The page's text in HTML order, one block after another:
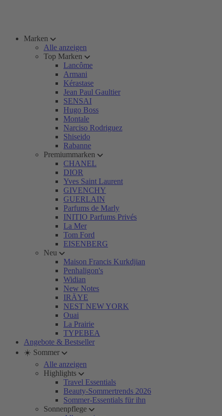
Marken
Alle anzeigen
Top Marken
Lancôme
Armani
Kérastase
Jean Paul Gaultier
SENSAI
Hugo Boss
Montale
Narciso Rodriguez
Shiseido
Rabanne
Premiummarken
CHANEL
DIOR
Yves Saint Laurent
GIVENCHY
GUERLAIN
Parfums de Marly
INITIO Parfums Privés
La Mer
Tom Ford
EISENBERG
Neu
Maison Francis Kurkdjian
Penhaligon's
Widian
New Notes
IRÄYE
NEST NEW YORK
Ouai
La Prairie
TYPEBEA
Angebote & Bestseller
☀️ Sommer
Alle anzeigen
Highlights
Travel Essentials
Beauty-Sommertrends 2026
Sommer-Essentials für ihn
Sonnenpflege